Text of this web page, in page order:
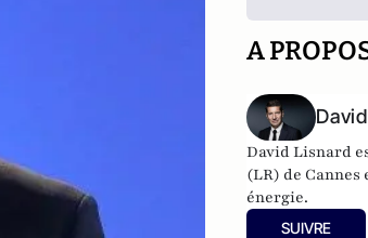
A
David Lisnard
(LR) de
énergie.
SUIVRE